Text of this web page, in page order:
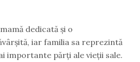
dedicată și o
iar familia sa reprezintă
importante părți ale vieții sale.